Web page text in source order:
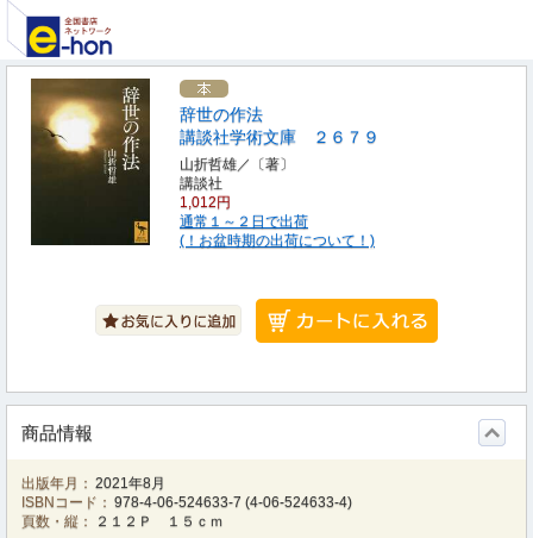
辞世の作法
講談社学術文庫 ２６７９
山折哲雄／〔著〕
講談社
1,012円
通常１～２日で出荷
(！お盆時期の出荷について！)
商品情報
出版年月： 2021年8月
ISBNコード： 978-4-06-524633-7 (4-06-524633-4)
頁数・縦：
２１２Ｐ １５ｃｍ